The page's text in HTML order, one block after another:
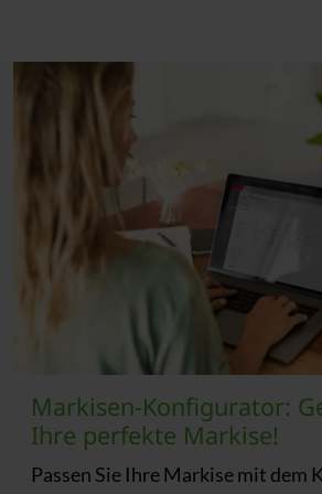
Markisen-Konfigurator:
Ihre perfekte Markise!
Passen Sie Ihre Markise mit dem